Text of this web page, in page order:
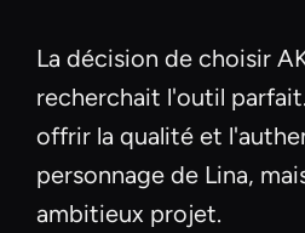
La décision de choisir
recherchait l'outil
offrir la qualité et
personnage de Lina,
ambitieux projet.